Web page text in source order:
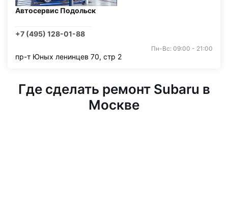
Автосервис Подольск
+7 (495) 128-01-88
Пн-Вс: 09:00 - 21:00
пр-т Юных ленинцев 70, стр 2
Где сделать ремонт Subaru в
Москве